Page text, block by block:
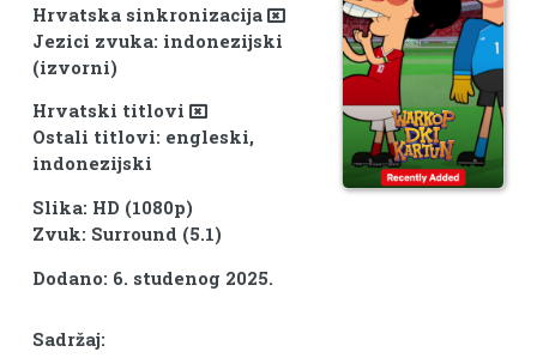
Hrvatska sinkronizacija
Jezici zvuka: indonezijski
(izvorni)
Hrvatski titlovi
Ostali titlovi: engleski,
indonezijski
Slika: HD (1080p)
Zvuk: Surround (5.1)
Dodano: 6. studenog 2025.
Sadržaj: